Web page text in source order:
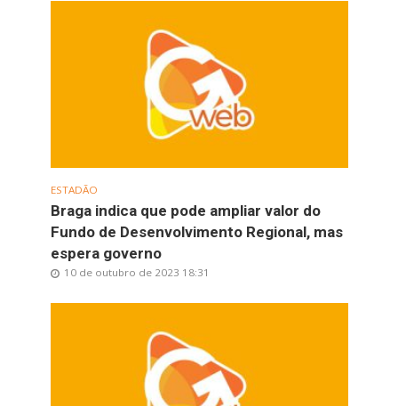
ESTADÃO
Braga indica que pode ampliar valor do
Fundo de Desenvolvimento Regional, mas
espera governo
10 de outubro de 2023 18:31